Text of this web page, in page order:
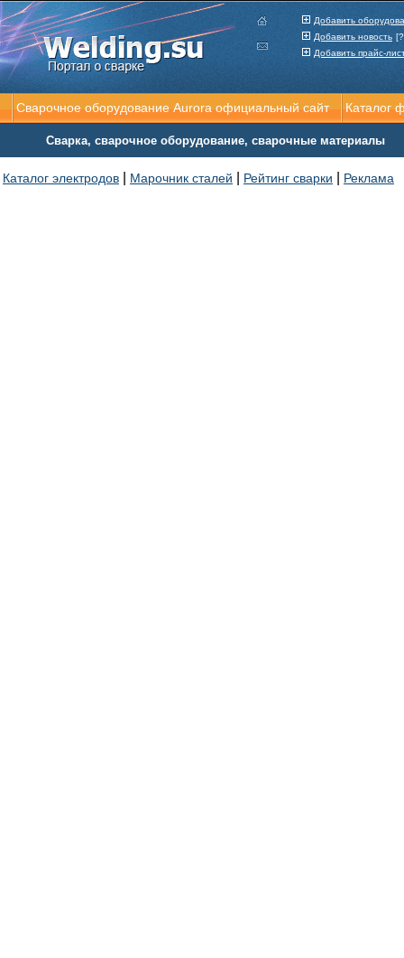
Сварочное оборудование Aurora официальный сайт Каталог
Сварка, сварочное оборудование, сварочные материалы
Каталог электродов Марочник сталей Рейтинг сварки Реклама
Добавить
Добавить новость
Добавить прайс-